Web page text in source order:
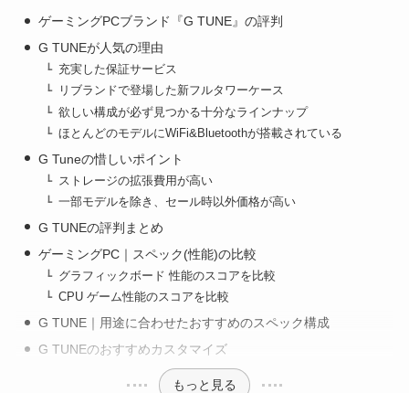
ゲーミングPCブランド『G TUNE』の評判
G TUNEが人気の理由
充実した保証サービス
リブランドで登場した新フルタワーケース
欲しい構成が必ず見つかる十分なラインナップ
ほとんどのモデルにWiFi&Bluetoothが搭載されている
G Tuneの惜しいポイント
ストレージの拡張費用が高い
一部モデルを除き、セール時以外価格が高い
G TUNEの評判まとめ
ゲーミングPC｜スペック(性能)の比較
グラフィックボード 性能のスコアを比較
CPU ゲーム性能のスコアを比較
G TUNE｜用途に合わせたおすすめのスペック構成
G TUNEのおすすめカスタマイズ
もっと見る